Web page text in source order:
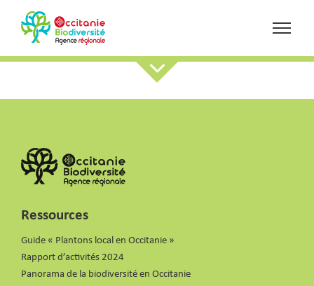
Ressources
Guide « Plantons local en Occitanie »
Rapport d’activités 2024
Panorama de la biodiversité en Occitanie